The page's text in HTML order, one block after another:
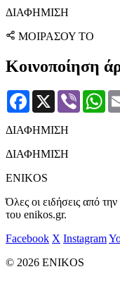
ΔΙΑΦΗΜΙΣΗ
ΜΟΙΡΑΣΟΥ ΤΟ
Κοινοποίηση
Facebook
X Viber
ΔΙΑΦΗΜΙΣΗ
ΔΙΑΦΗΜΙΣΗ
ENIKOS
Όλες οι ειδήσεις από
του enikos.gr.
Facebook X Instagram
© 2026 ENIKOS